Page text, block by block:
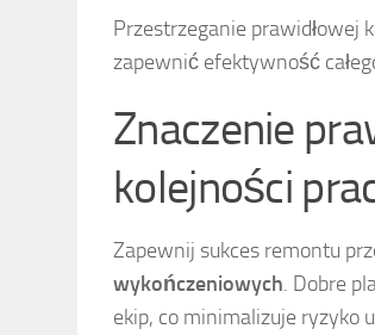
Przestrzeganie prawidłowej
zapewnić efektywność
Znaczenie
kolejności
Zapewnij sukces remontu
wykończeniowych. Dobre
ekip, co minimalizuje ryzyko